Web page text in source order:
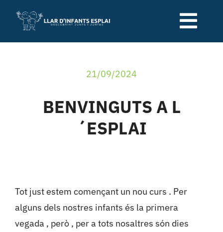
Relació família-escola
Contacte
21/09/2024
BENVINGUTS A L
´ESPLAI
Tot just estem començant un nou curs . Per
alguns dels nostres infants és la primera
vegada , però , per a tots nosaltres són dies